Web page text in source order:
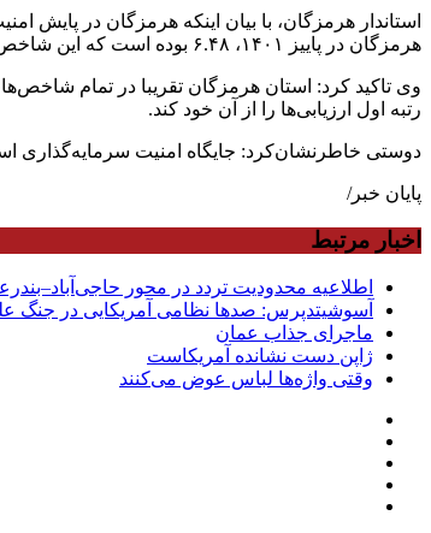
هرمزگان در پاییز ۱۴۰۱، ۶.۴۸ بوده است که این شاخص در زمستان ۱۴۰۱ به ۵.۵۷ رسیده و هرمزگان جایگاهی بالاتر از استان‌های سمنان، مازنداران و کرمان را کسب کرده است.
رتبه اول ارزیابی‌ها را از آن خود کند.
دوستی خاطرنشان‌کرد: جایگاه امنیت سرمایه‌گذاری استان
پایان خبر/
اخبار مرتبط
اطلاعیه محدودیت تردد در محور
آسوشیتدپرس: صدها نظامی آمریکایی در جنگ
ماجرای جذاب عمان
ژاپن دست نشانده آمریکاست
وقتی واژه‌ها لباس عوض می‌کنند